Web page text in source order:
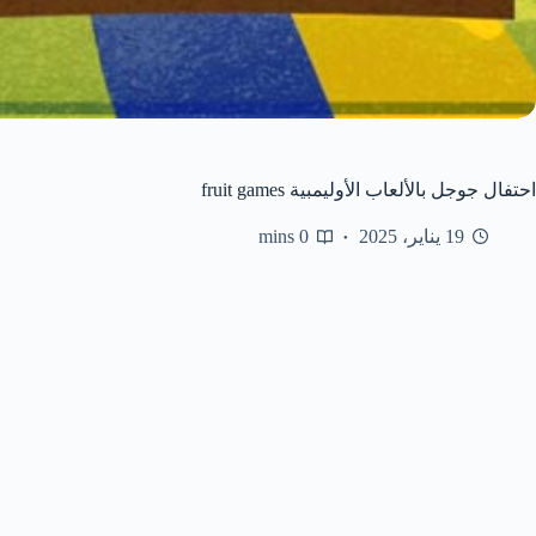
احتفال جوجل بالألعاب الأوليمبية fruit games
19 يناير، 2025 0 mins